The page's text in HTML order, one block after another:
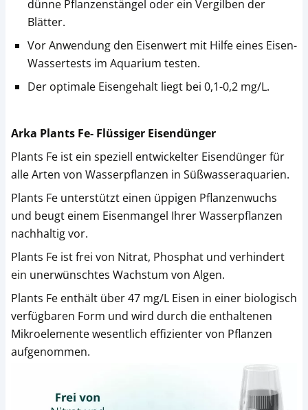
dünne Pflanzenstängel oder ein Vergilben der
Blätter.
Vor Anwendung den Eisenwert mit Hilfe eines Eisen-
Wassertests im Aquarium testen.
Der optimale Eisengehalt liegt bei 0,1-0,2 mg/L.
Arka Plants Fe- Flüssiger Eisendünger
Plants Fe ist ein speziell entwickelter Eisendünger für
alle Arten von Wasserpflanzen in Süßwasseraquarien.
Plants Fe unterstützt einen üppigen Pflanzenwuchs
und beugt einem Eisenmangel Ihrer Wasserpflanzen
nachhaltig vor.
Plants Fe ist frei von Nitrat, Phosphat und verhindert
ein unerwünschtes Wachstum von Algen.
Plants Fe enthält über 47 mg/L Eisen in einer biologisch
verfügbaren Form und wird durch die enthaltenen
Mikroelemente wesentlich effizienter von Pflanzen
aufgenommen.